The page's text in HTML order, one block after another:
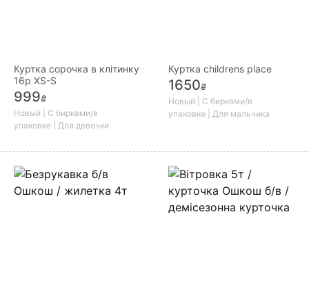
Куртка сорочка в клітинку
16р XS-S
999₴
Новый | С бирками/в
упаковке | Для девочки
Куртка childrens place
1650₴
Новый | С бирками/в
упаковке | Для мальчика